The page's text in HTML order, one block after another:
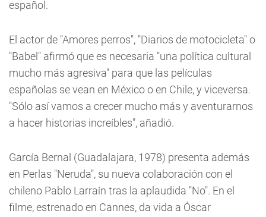
español.
El actor de "Amores perros", "Diarios de motocicleta" o
"Babel" afirmó que es necesaria "una política cultural
mucho más agresiva" para que las películas
españolas se vean en México o en Chile, y viceversa.
"Sólo así vamos a crecer mucho más y aventurarnos
a hacer historias increíbles", añadió.
García Bernal (Guadalajara, 1978) presenta además
en Perlas "Neruda", su nueva colaboración con el
chileno Pablo Larraín tras la aplaudida "No". En el
filme, estrenado en Cannes, da vida a Óscar